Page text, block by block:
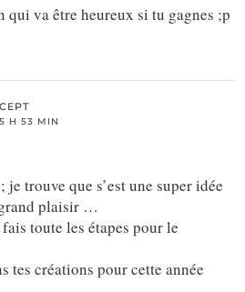
qui va être heureux si tu gagnes ;p
H 53 MIN
trouve que s’est une super idée
plaisir …
toute les étapes pour le
tes créations pour cette année